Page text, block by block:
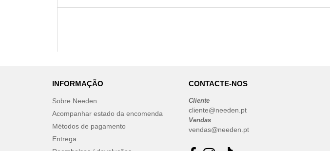
INFORMAÇÃO
Sobre Needen
Acompanhar estado da encomenda
Métodos de pagamento
Entrega
CONTACTE-NOS
Cliente
cliente@needen.pt
Vendas
vendas@needen.pt